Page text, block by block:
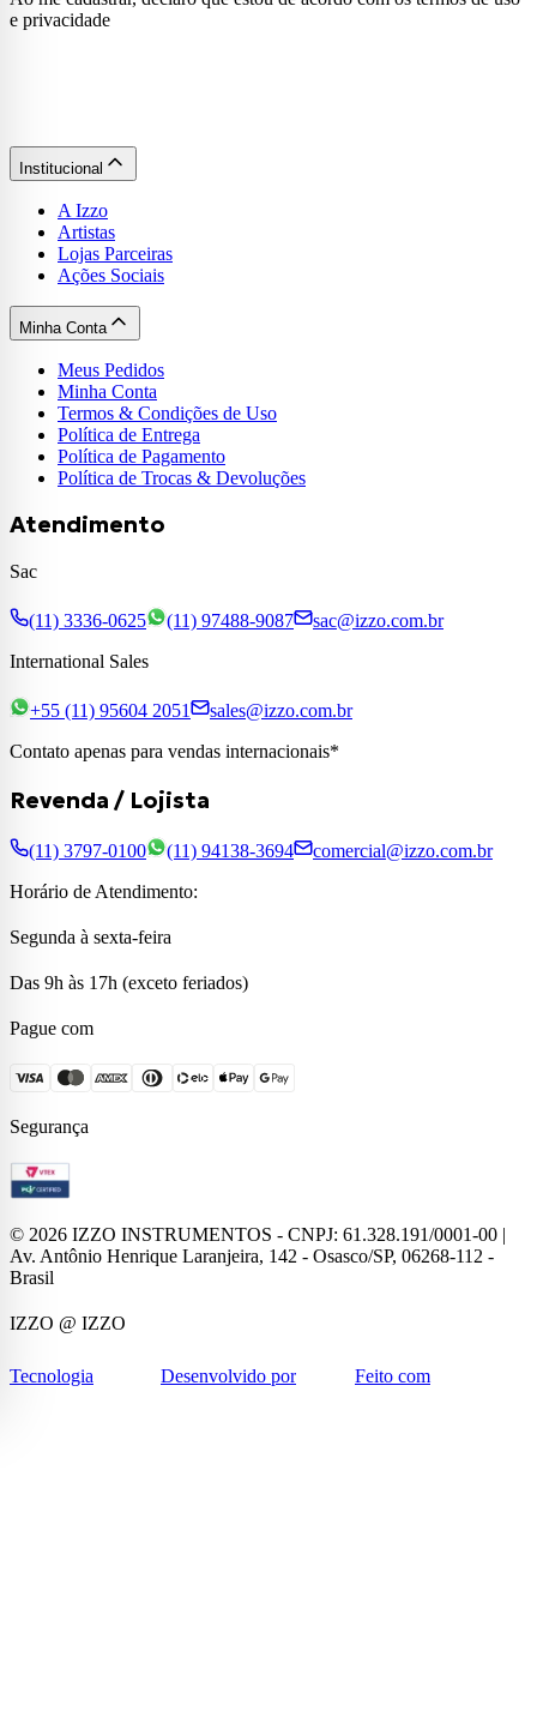
e privacidade
Institucional
A Izzo
Artistas
Lojas Parceiras
Ações Sociais
Minha Conta
Meus Pedidos
Minha Conta
Termos & Condições de Uso
Política de Entrega
Política de Pagamento
Política de Trocas & Devoluções
Atendimento
Sac
(11) 3336-0625 (11) 97488-9087
sac@izzo.com.br
International Sales
+55 (11) 95604 2051
sales@izzo.com.br
Contato apenas para vendas internacionais*
Revenda / Lojista
(11) 3797-0100 (11) 94138-3694
comercial@izzo.com.br
Horário de Atendimento:
Segunda à sexta-feira
Das 9h às 17h (exceto feriados)
Pague com
Segurança
© 2026 IZZO INSTRUMENTOS - CNPJ: 61.328.191/0001-00 |
Av. Antônio Henrique Laranjeira, 142 - Osasco/SP, 06268-112 -
Brasil
IZZO @ IZZO
Tecnologia Desenvolvido por Feito com